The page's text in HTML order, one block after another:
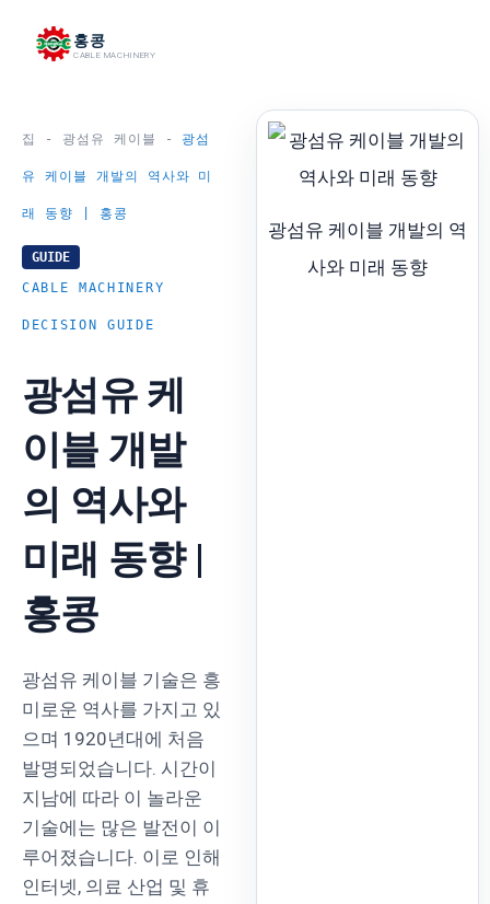
홍콩
CABLE MACHINERY
집 - 광섬유 케이블 - 광섬
유 케이블 개발의 역사와 미
래 동향 | 홍콩
GUIDE
CABLE MACHINERY
DECISION GUIDE
광섬유 케
이블 개발
의 역사와
미래 동향 |
홍콩
광섬유 케이블 기술은 흥
미로운 역사를 가지고 있
으며 1920년대에 처음
발명되었습니다. 시간이
지남에 따라 이 놀라운
기술에는 많은 발전이 이
루어졌습니다. 이로 인해
인터넷, 의료 산업 및 휴
광섬유 케이블 개발의 역
사와 미래 동향